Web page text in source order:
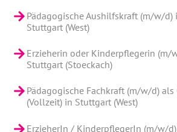
Pädagogische Aushilfskraft (m/w/d)
Stuttgart (West)
Erzieherin oder Kinderpflegerin (m/
Stuttgart (Stoeckach)
Pädagogische Fachkraft (m/w/d)
(Vollzeit) in Stuttgart (West)
ErzieherIn / KinderpflegerIn (m/w/